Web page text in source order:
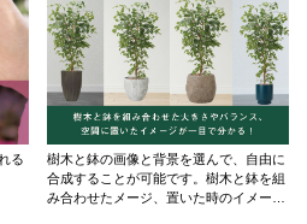
る
樹木と鉢の画像と背景を選んで、自由に
合成することが可能です。樹木と鉢を組
み合わせたメージ、置いた時のイメージ